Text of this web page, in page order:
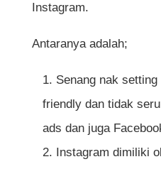
Instagram.
Antaranya adalah;
Senang nak
friendly dan tidak
ads dan juga
Instagram dimiliki